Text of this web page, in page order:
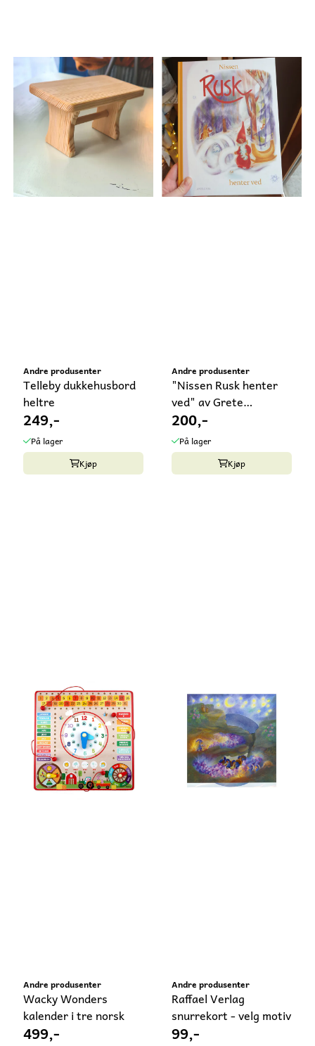
Andre produsenter
Telleby dukkehusbord
heltre
249,-
På lager
Kjøp
Andre produsenter
"Nissen Rusk henter
ved" av Grete
Folkmann Hågvar
200,-
På lager
Kjøp
Andre produsenter
Wacky Wonders
kalender i tre norsk
499,-
Andre produsenter
Raffael Verlag
snurrekort - velg motiv
99,-